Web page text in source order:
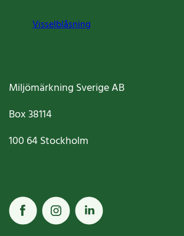
Visselblåsning
Miljömärkning Sverige AB
Box38114
100 64Stockholm